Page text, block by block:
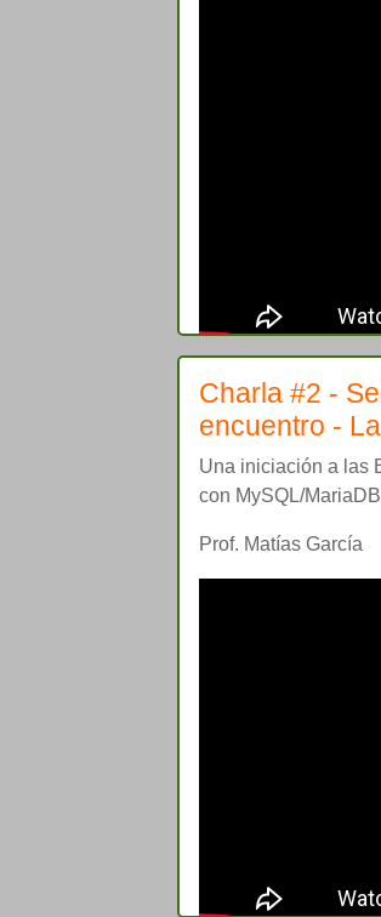
Charla #2 -
encuentro -
Una iniciación a las
con MySQL/MariaDB
Prof. Matías García